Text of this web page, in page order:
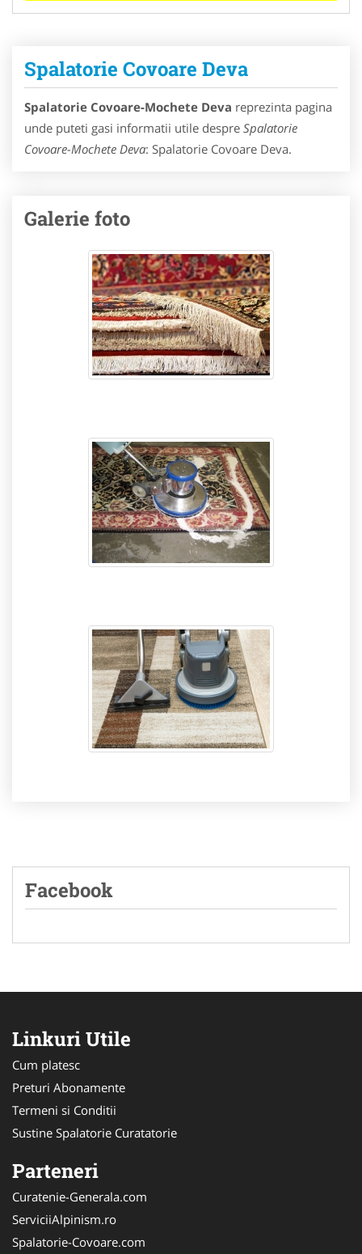
Spalatorie Covoare Deva
Spalatorie Covoare-Mochete Deva reprezinta pagina
unde puteti gasi informatii utile despre Spalatorie
Covoare-Mochete Deva: Spalatorie Covoare Deva.
Galerie foto
Facebook
Linkuri Utile
Cum platesc
Preturi Abonamente
Termeni si Conditii
Sustine Spalatorie Curatatorie
Parteneri
Curatenie-Generala.com
ServiciiAlpinism.ro
Spalatorie-Covoare.com